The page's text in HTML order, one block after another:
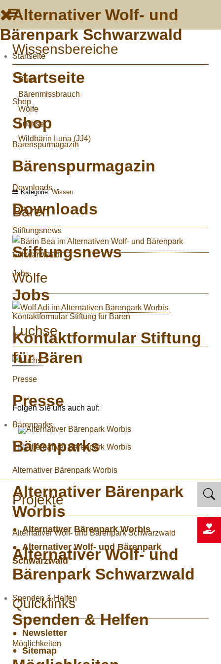
Alternativer Wolf- und
Bärenpark Schwarzwald
Startseite
Startseite
Shop
Shop
Bärenspurmagazin
Bärenspurmagazin
Downloads
Downloads
Stiftungsnews
Stiftungsnews
Jobs
Jobs
Kontaktformular Stiftung für Bären
Kontaktformular Stiftung
für Bären
Presse
Presse
Bärenparks
Bärenparks
Alternativer Bärenpark Worbis
Alternativer Bärenpark
Worbis
Alternativer Wolf- und Bärenpark Schwarzwald
Alternativer Wolf- und
Bärenpark Schwarzwald
Spenden & Helfen
Spenden & Helfen
Möglichkeiten
Wissensbereiche
Bären
Bärenmissbrauch
Wölfe
Luchse
Wildbärin Luna (JJ4)
Kategorie:Wissen
Bären
Wölfe
Luchse
Folgen Sie uns auch auf:
Projekte
Alternativer Bärenpark Worbis
Alternativer Wolf- und Bärenpark
Schwarzwald
Quicklinks
Newsletter
Sitemap